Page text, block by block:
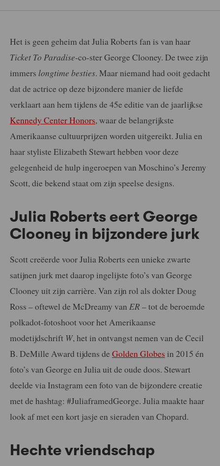
Het is geen geheim dat Julia Roberts fan is van haar
Ticket To Paradise-co-ster George Clooney. De twee zijn
immers longtime besties. Maar niemand had ooit gedacht
dat de actrice op deze bijzondere manier de liefde
verklaart aan hem tijdens de 45e editie van de jaarlijkse
Kennedy Center Honors, waar de belangrijkste
Amerikaanse cultuurprijzen worden uitgereikt. Julia en
haar styliste Elizabeth Stewart hebben voor deze
gelegenheid de hulp ingeroepen van Moschino’s Jeremy
Scott, die bekend staat om zijn speelse designs.
Julia Roberts eert George
Clooney in bijzondere jurk
Scott creëerde voor Julia Roberts een unieke zwarte
satijnen jurk met daarop ingelijste foto’s van George
Clooney uit zijn carrière. Van zijn rol als dokter Doug
Ross – oftewel de McDreamy van ER– tot de beroemde
polkadot-fotoshoot voor het Amerikaanse
modetijdschrift W, het in ontvangst nemen van de Cecil
B. DeMille Award tijdens de Golden Globes in 2015 én
foto’s van George en Julia uit de oude doos. Stewart
deelde via Instagram een foto van de bijzondere creatie
met de hashtag: #JuliaframedGeorge. Julia maakte haar
look af met een kort jasje en sieraden van Chopard.
Hechte vriendschap